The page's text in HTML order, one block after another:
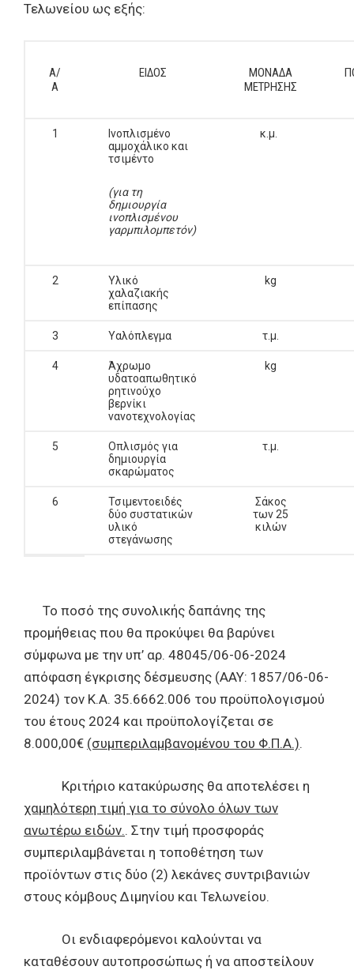
Τελωνείου ως εξής:
Α/
Α
ΕΙΔΟΣ
ΜΟΝΑΔΑ
ΜΕΤΡΗΣΗΣ
1
Ινοπλισμένο
αμμοχάλικο και
τσιμέντο
(για τη
δημιουργία
ινοπλισμένου
γαρμπιλομπετόν)
κ.μ.
2
Υλικό
χαλαζιακής
επίπασης
kg
3 Υαλόπλεγμα τ.μ.
4
Άχρωμο
υδατοαπωθητικό
ρητινούχο
βερνίκι
νανοτεχνολογίας
kg
5
Οπλισμός για
δημιουργία
σκαρώματος
τ.μ.
6
Τσιμεντοειδές
δύο συστατικών
υλικό
στεγάνωσης
Σάκος
των 25
κιλών
Το ποσό της συνολικής δαπάνης της
προμήθειας που θα προκύψει θα βαρύνει
σύμφωνα με την υπ’ αρ. 48045/06-06-2024
απόφαση έγκρισης δέσμευσης (ΑΑΥ: 1857/06-06-
2024) τον Κ.Α. 35.6662.006 του προϋπολογισμού
του έτους 2024 και προϋπολογίζεται σε
8.000,00€ (συμπεριλαμβανομένου του Φ.Π.Α.).
Κριτήριο κατακύρωσης θα αποτελέσει η
χαμηλότερη τιμή για το σύνολο όλων των
ανωτέρω ειδών.. Στην τιμή προσφοράς
συμπεριλαμβάνεται η τοποθέτηση των
προϊόντων στις δύο (2) λεκάνες συντριβανιών
στους κόμβους Διμηνίου και Τελωνείου.
Οι ενδιαφερόμενοι καλούνται να
καταθέσουν αυτοπροσώπως ή να αποστείλουν